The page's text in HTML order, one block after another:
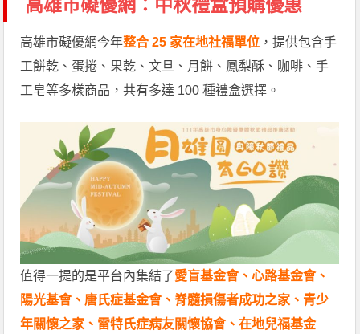
高雄市礙優網：中秋禮盒預購優惠
高雄市礙優網今年整合 25 家在地社福單位 ，提供包含手
工餅乾、蛋捲、果乾、文旦、月餅、鳳梨酥、咖啡、手
工皂等多樣商品，共有多達 100 種禮盒選擇。
值得一提的是平台內集結了愛盲基金會、心路基金會、
陽光基會、唐氏症基金會、脊髓損傷者成功之家、青少
年關懷之家、雷特氏症病友關懷協會、在地兒福基金